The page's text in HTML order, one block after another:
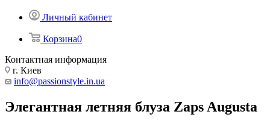
Личный кабинет
Корзина0
Контактная информация
г. Киев
info@passionstyle.in.ua
Элегантная летняя блуза Zaps Augusta